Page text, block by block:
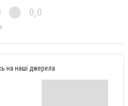
0,0
на наші джерела